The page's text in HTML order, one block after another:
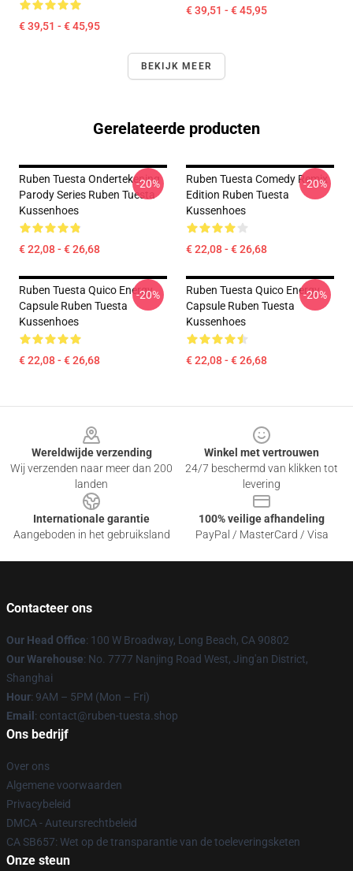
€ 39,51 - € 45,95
€ 39,51 - € 45,95
BEKIJK MEER
Gerelateerde producten
Ruben Tuesta Ondertekening
Parody Series Ruben Tuesta
Kussenhoes
€ 22,08 - € 26,68
-20%
Ruben Tuesta Comedy Remix
Edition Ruben Tuesta
Kussenhoes
€ 22,08 - € 26,68
-20%
Ruben Tuesta Quico Energy
Capsule Ruben Tuesta
Kussenhoes
€ 22,08 - € 26,68
-20%
Ruben Tuesta Quico Energy
Capsule Ruben Tuesta
Kussenhoes
€ 22,08 - € 26,68
-20%
Wereldwijde verzending
Wij verzenden naar meer dan 200
landen
Winkel met vertrouwen
24/7 beschermd van klikken tot
levering
Internationale garantie
Aangeboden in het gebruiksland
100% veilige afhandeling
PayPal / MasterCard / Visa
Contacteer ons
Our Head Office: 100 W Broadway, Long Beach, CA 90802
Our Warehouse: No. 7777 Nanjing Road West, Jing'an District,
Shanghai
Hour: 9AM – 5PM (Mon – Fri)
Email : contact@ruben-tuesta.shop
Ons bedrijf
Over ons
Algemene voorwaarden
Privacybeleid
DMCA - Auteursrechtbeleid
CA SB657: Wet op de transparantie van de toeleveringsketen
Onze steun